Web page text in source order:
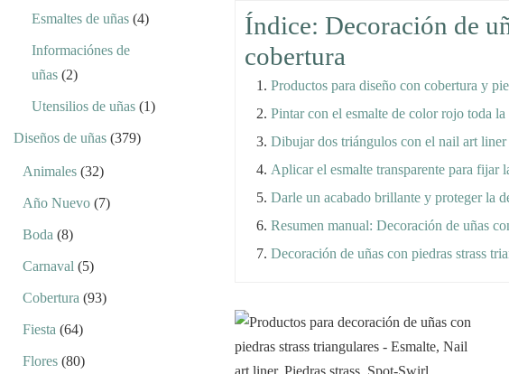
Índice: Decoración de
cobertura
Productos para diseño con cobertura y
Pintar con el esmalte de color rojo toda la
Dibujar dos triángulos con el nail art liner
Aplicar el esmalte transparente para fijar
Darle un acabado brillante y proteger la
Resumen manual: Decoración de uñas
Decoración de uñas con piedras strass
Esmaltes de uñas (4)
Informaciónes de
uñas (2)
Utensilios de uñas (1)
Diseños de uñas (379)
Animales (32)
Año Nuevo (7)
Boda (8)
Carnaval (5)
Cobertura (93)
Fiesta (64)
Flores (80)